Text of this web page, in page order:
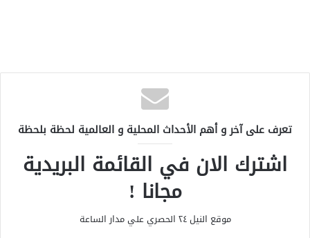
تعرف على آخر و أهم الأحداث المحلية و العالمية لحظة بلحظة
اشترك الان في القائمة البريدية
مجانا !
موقع النيل ٢٤ الحصري علي مدار الساعة